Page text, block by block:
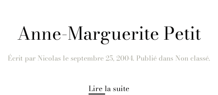
Anne-Marguerite Petit
Écrit par Nicolas leseptembre 25, 2004. Publié dans Non classé.
Lire la suite